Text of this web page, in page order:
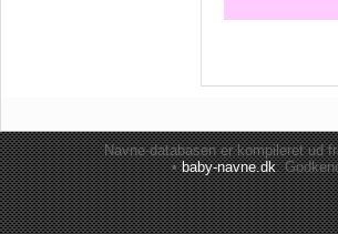
Navne-databasen er kompileret ud
•baby-navne.dk: